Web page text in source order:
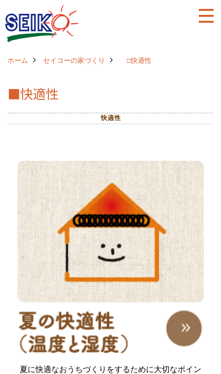
ホーム セイコーの家づくり □快適性
■快適性
夏に快適なおうちづくりをするために大切なポイン